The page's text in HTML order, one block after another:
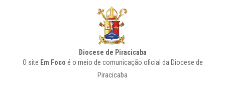
Diocese de Piracicaba
O site Em Foco é o meio de comunicação oficial da Diocese de
Piracicaba